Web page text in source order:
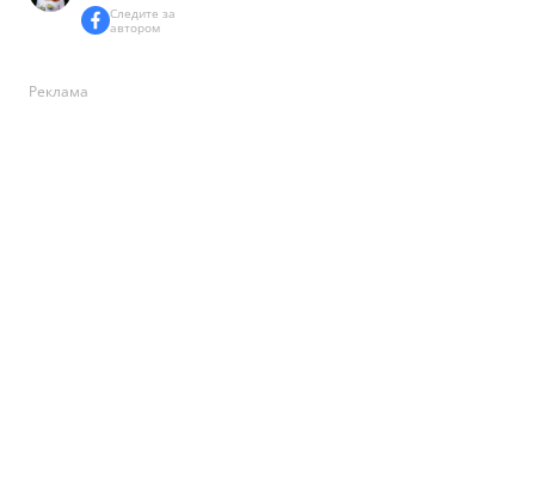
Следите за
автором
Реклама